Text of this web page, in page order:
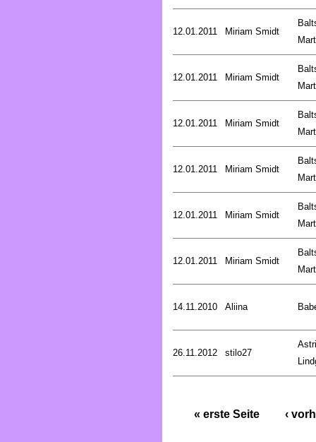
12.01.2011 Miriam Smidt
12.01.2011 Miriam Smidt
12.01.2011 Miriam Smidt
12.01.2011 Miriam Smidt
12.01.2011 Miriam Smidt
12.01.2011 Miriam Smidt
14.11.2010 Aliina
26.11.2012 stilo27
« erste Seite ‹